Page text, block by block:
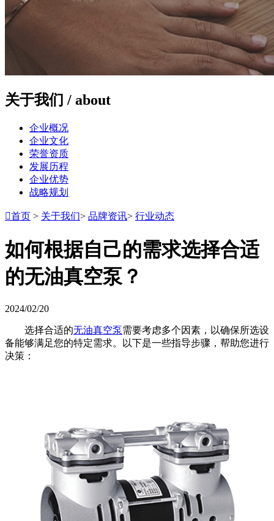
关于我们 / about
企业概况
企业文化
荣誉资质
发展历程
企业优势
战略规划
首页 > 关于我们> 品牌资讯> 行业动态
如何根据自己的需求选择合适
的无油真空泵？
2024/02/20
选择合适的无油真空泵需要考虑多个因素，以确保所选设
备能够满足您的特定需求。以下是一些指导步骤，帮助您进行
决策：